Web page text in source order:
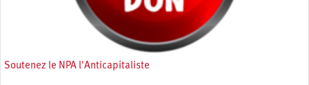
Soutenez le NPA l'Anticapitaliste